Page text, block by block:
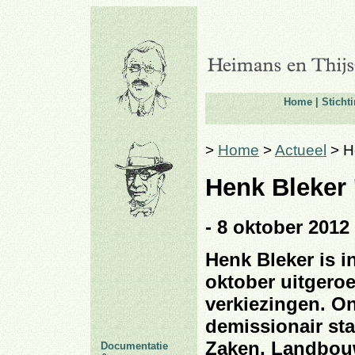
Documentatie
Home |
> Home >Actueel >
Henk
- 8 oktober 2012
Henk Bleker is
oktober
verkiezingen.
demissionair
Zaken,